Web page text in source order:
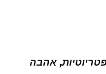
אהבה